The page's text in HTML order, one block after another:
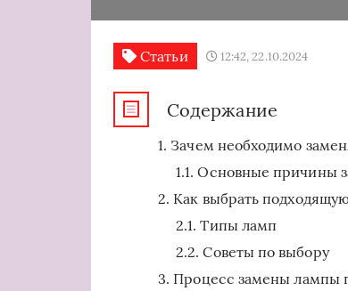
Статьи 12:42, 22.10.2024
Содержание
Зачем необходимо
Основные причины
Как выбрать
Типы ламп
Советы по выбору
Процесс замены лампы